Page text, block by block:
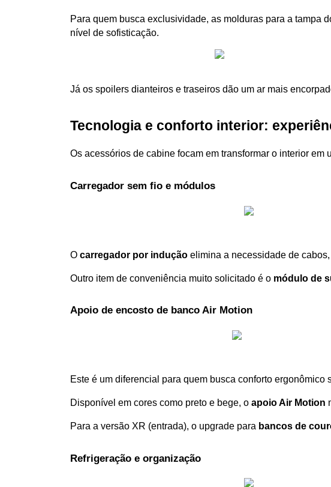
Para quem busca exclusividade, as molduras para a tampa
nível de sofisticação.
Já os spoilers dianteiros e traseiros dão um ar mais
Tecnologia e conforto interior:
Os acessórios de cabine focam em transformar o interior
Carregador sem fio e módulos
O carregador por indução elimina a necessidade de
Outro item de conveniência muito solicitado é o módulo de
Apoio de encosto de banco Air Motion
Este é um diferencial para quem busca conforto ergonômico
Disponível em cores como preto e bege, o apoio Air Motion
Para a versão XR (entrada), o upgrade para bancos de
Refrigeração e organização